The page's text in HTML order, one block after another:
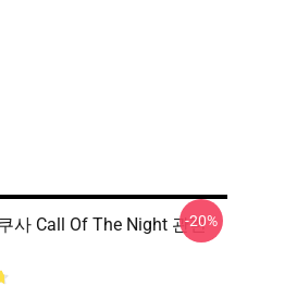
사 Call Of The Night 관련
-20%